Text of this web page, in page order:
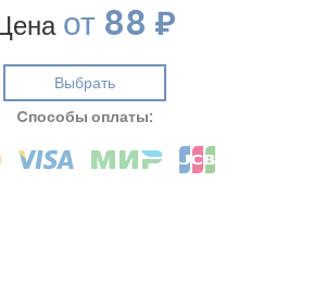
от 88 ₽
Выбрать
Cпособы оплаты: